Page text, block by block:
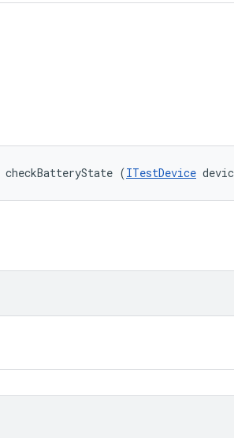
checkBatteryState (ITestDevice